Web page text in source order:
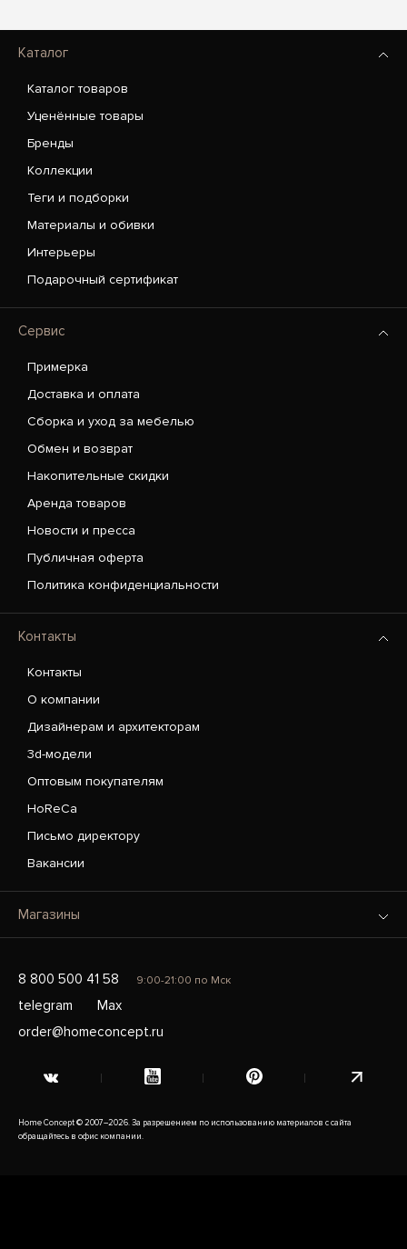
Каталог
Каталог товаров
Уценённые товары
Бренды
Коллекции
Теги и подборки
Материалы и обивки
Интерьеры
Подарочный сертификат
Сервис
Примерка
Доставка и оплата
Сборка и уход за мебелью
Обмен и возврат
Накопительные скидки
Аренда товаров
Новости и пресса
Публичная оферта
Политика конфиденциальности
Контакты
Контакты
О компании
Дизайнерам и архитекторам
3d-модели
Оптовым покупателям
HoReCa
Письмо директору
Вакансии
Магазины
8 800 500 41 58 9:00-21:00 по Мск
telegram
Max
order@homeconcept.ru
Home Concept © 2007–2026. За разрешением по использованию материалов с сайта
обращайтесь в офис компании.